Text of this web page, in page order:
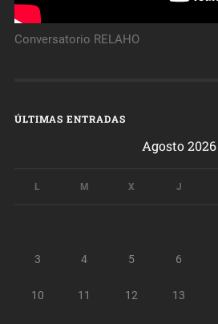
Conversatorio RELAHO
ÚLTIMAS ENTRADAS
Agosto 2026
L M X J
3 4 5 6
10 11 12 13